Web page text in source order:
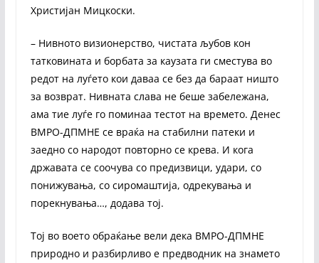
Христијан Мицкоски.
– Нивното визионерство, чистата љубов кон
татковината и борбата за каузата ги сместува во
редот на луѓето кои даваа се без да бараат ништо
за возврат. Нивната слава не беше забележана,
ама тие луѓе го поминаа тестот на времето. Денес
ВМРО-ДПМНЕ се враќа на стабилни патеки и
заедно со народот повторно се крева. И кога
државата се соочува со предизвици, удари, со
понижувања, со сиромаштија, одрекувања и
порекнувања…, додава тој.
Тој во воето обраќање вели дека ВМРО-ДПМНЕ
природно и разбирливо е предводник на знамето